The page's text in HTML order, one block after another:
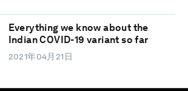
Everything we know about the
Indian COVID-19 variant so far
2021年04月21日